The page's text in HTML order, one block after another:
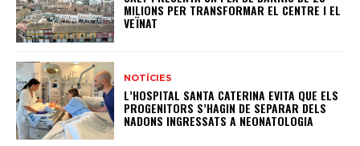
MILIONS PER TRANSFORMAR EL CENTRE I EL
VEÏNAT
NOTÍCIES
L’HOSPITAL SANTA CATERINA EVITA QUE ELS
PROGENITORS S’HAGIN DE SEPARAR DELS
NADONS INGRESSATS A NEONATOLOGIA